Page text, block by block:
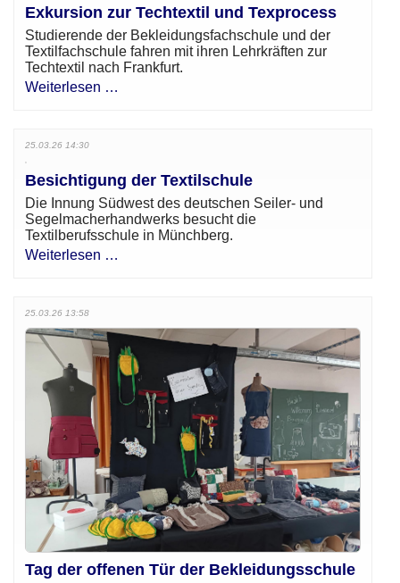
Exkursion zur Techtextil und Texprocess
Studierende der Bekleidungsfachschule und der
Textilfachschule fahren mit ihren Lehrkräften zur
Techtextil nach Frankfurt.
Weiterlesen …
25.03.26 14:30
Besichtigung der Textilschule
Die Innung Südwest des deutschen Seiler- und
Segelmacherhandwerks besucht die
Textilberufsschule in Münchberg.
Weiterlesen …
25.03.26 13:58
Tag der offenen Tür der Bekleidungsschule